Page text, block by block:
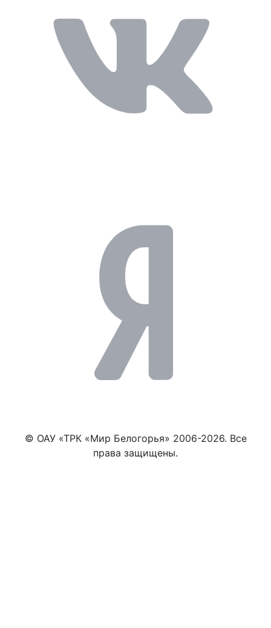
© ОАУ «ТРК «Мир Белогорья» 2006-2026. Все
права защищены.